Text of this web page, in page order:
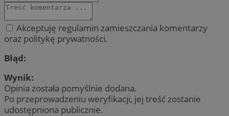
Akceptuję regulamin zamieszczania komentarzy
oraz politykę prywatności.
Błąd:
Wynik:
Opinia została pomyślnie dodana.
Po przeprowadzeniu weryfikacji, jej treść zostanie
udostępniona publicznie.